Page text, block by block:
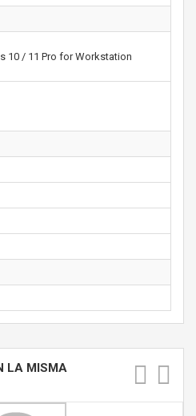
10 / 11 Pro for Workstation
LA MISMA